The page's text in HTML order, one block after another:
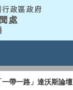
帶一路」達沃斯論壇